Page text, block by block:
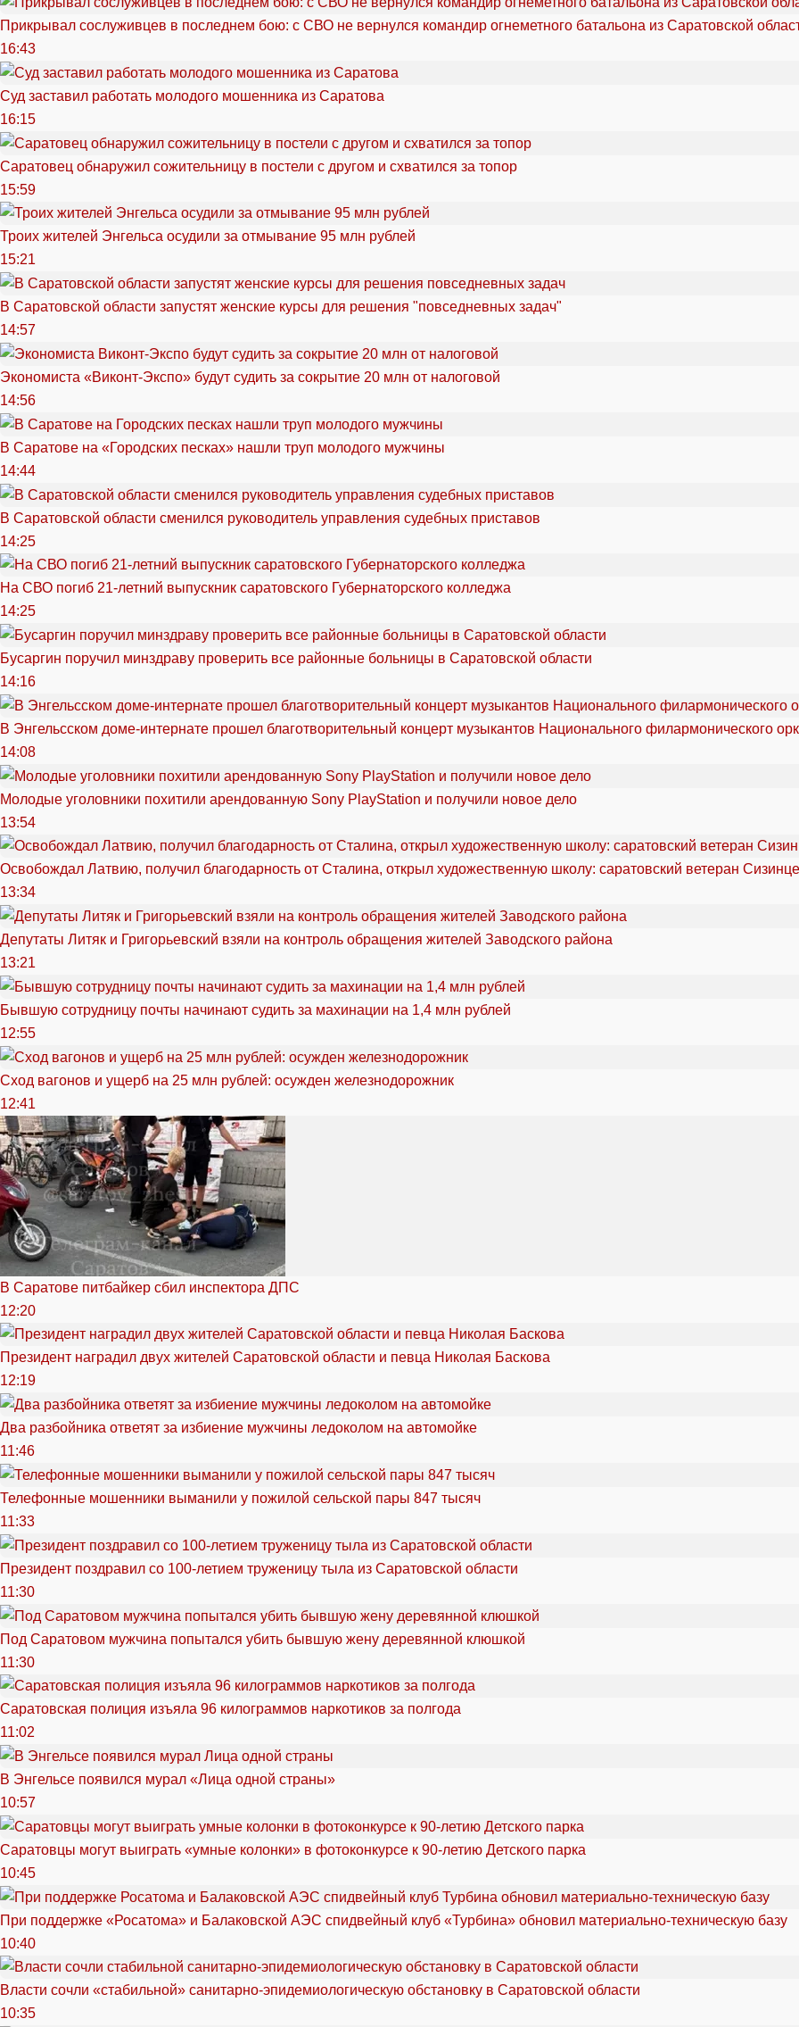
Прикрывал сослуживцев в последнем бою: с СВО не вернулся командир огнеметного батальона из Саратовской
16:43
Суд заставил работать молодого мошенника из Саратова
16:15
Саратовец обнаружил сожительницу в постели с другом и схватился за топор
15:59
Троих жителей Энгельса осудили за отмывание 95 млн рублей
15:21
В Саратовской области запустят женские курсы для решения "повседневных задач"
14:57
Экономиста «Виконт-Экспо» будут судить за сокрытие 20 млн от налоговой
14:56
В Саратове на «Городских песках» нашли труп молодого мужчины
14:44
В Саратовской области сменился руководитель управления судебных приставов
14:25
На СВО погиб 21-летний выпускник саратовского Губернаторского колледжа
14:25
Бусаргин поручил минздраву проверить все районные больницы в Саратовской области
14:16
В Энгельсском доме-интернате прошел благотворительный концерт музыкантов Национального филармонического
14:08
Молодые уголовники похитили арендованную Sony PlayStation и получили новое дело
13:54
Освобождал Латвию, получил благодарность от Сталина, открыл художественную школу: саратовский ветеран
13:34
Депутаты Литяк и Григорьевский взяли на контроль обращения жителей Заводского района
13:21
Бывшую сотрудницу почты начинают судить за махинации на 1,4 млн рублей
12:55
Сход вагонов и ущерб на 25 млн рублей: осужден железнодорожник
12:41
В Саратове питбайкер сбил инспектора ДПС
12:20
Президент наградил двух жителей Саратовской области и певца Николая Баскова
12:19
Два разбойника ответят за избиение мужчины ледоколом на автомойке
11:46
Телефонные мошенники выманили у пожилой сельской пары 847 тысяч
11:33
Президент поздравил со 100-летием труженицу тыла из Саратовской области
11:30
Под Саратовом мужчина попытался убить бывшую жену деревянной клюшкой
11:30
Саратовская полиция изъяла 96 килограммов наркотиков за полгода
11:02
В Энгельсе появился мурал «Лица одной страны»
10:57
Саратовцы могут выиграть «умные колонки» в фотоконкурсе к 90-летию Детского парка
10:45
При поддержке «Росатома» и Балаковской АЭС спидвейный клуб «Турбина» обновил материально-техническую базу
10:40
Власти сочли «стабильной» санитарно-эпидемиологическую обстановку в Саратовской области
10:35